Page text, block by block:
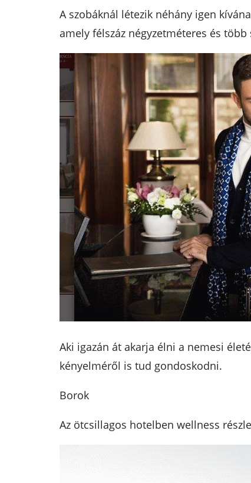
A szobáknál létezik néhány igen
amely félszáz négyzetméteres és
Aki igazán át akarja élni a nemesi
kényelméről is tud gondoskodni.
Borok
Az ötcsillagos hotelben wellness